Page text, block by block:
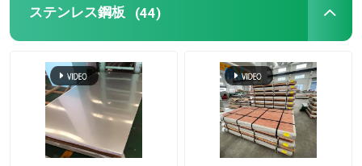
アルミニウム コイル
アルミニウム円形の棒
アルミニウム円形の管
ステンレス鋼板 (44)